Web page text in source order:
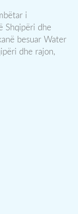
i
Shqipëri dhe
besuar Water
dhe rajon,